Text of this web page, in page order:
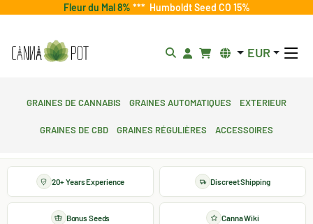
Fleur du Mal 8% *** Humboldt Seed CO 15%
EUR
Graines de cannabis Graines automatiques
Exterieur
Graines de CBD Graines régulières Accessoires
20+ Years Experience Discreet Shipping
Bonus Seeds Canna Wiki